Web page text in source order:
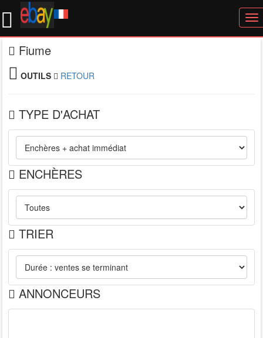
Fiume
OUTILS RETOUR
TYPE D'ACHAT
ENCHÈRES
TRIER
ANNONCEURS